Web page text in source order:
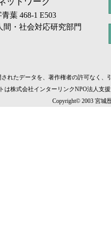
葉 468-1 E503
・社会対応研究部門
れたデータを、著作権者の許可なく
は株式会社インターリンクNPO法人支
Copyright© 2003 宮城